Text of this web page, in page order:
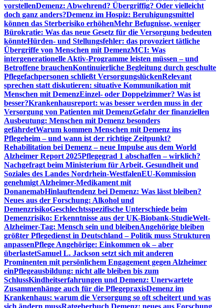
vorstellenDemenz: Abwehrend? Übergriffig? Oder vielleicht
doch ganz anders?Demenz im Hospiz: Beruhigungsmittel
können das Sterberisiko erhöhenMehr Befugnisse, weniger
Bürokratie: Was das neue Gesetz für die Versorgung bedeuten
könnteHürden- und Stellungsfehler: das provoziert tätliche
Übergriffe von Menschen mit DemenzMCI: Was
intergenerationelle Aktiv-Programme leisten müssen – und
Betroffene brauchenKontinuierliche Begleitung durch geschulte
Pflegefachpersonen schließt VersorgungslückenRelevant
sprechen statt diskutieren: situative Kommunikation mit
Menschen mit DemenzEinzel- oder Doppelzimmer? Was ist
besser?Krankenhausreport: was besser werden muss in der
Versorgung von Patienten mit DemenzGefahr der finanziellen
Ausbeutung: Menschen mit Demenz besonders
gefährdetWarum kommen Menschen mit Demenz ins
Pflegeheim – und wann ist der richtige Zeitpunkt?
Rehabilitation bei Demenz – neue Impulse aus dem World
Alzheimer Report 2025Pflegegrad 1 abschaffen – wirklich?
Nachgefragt beim Ministerium für Arbeit, Gesundheit und
Soziales des Landes Nordrhein-WestfalenEU-Kommission
genehmigt Alzheimer-Medikament mit
DonanemabHinlauftendenz bei Demenz: Was lässt bleiben?
Neues aus der Forschung: Alkohol und
DemenzrisikoGeschlechtsspezifische Unterschiede beim
Demenzrisiko: Erkenntnisse aus der UK-Biobank-StudieWelt-
Alzheimer-Tag: Mensch sein und bleibenAngehörige bleiben
größter Pflegedienst in Deutschland – Politik muss Strukturen
anpassenPflege Angehörige: Einkommen ok – aber
überlastetSamuel L. Jackson setzt sich mit anderen
Prominenten mit persönlichem Engagement gegen Alzheimer
einPflegeausbildung: nicht alle bleiben bis zum
SchlussKindheitserfahrungen und Demenz: Unerwartete
Zusammenhänge auch für die PflegepraxisDemenz im
Krankenhaus: warum die Versorgung so oft scheitert und was
sich ändern mussRatgeberbuch Demenz: neues aus Forschung